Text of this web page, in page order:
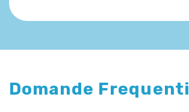
Domande Frequenti